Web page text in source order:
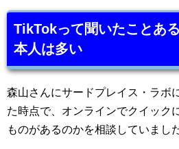
TikTokって聞いたことあ
本人は多い
森山さんにサードプレイス・ラボ
た時点で、オンラインでクイック
ものがあるのかを相談していました